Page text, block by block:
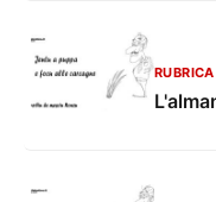
RUBRICA